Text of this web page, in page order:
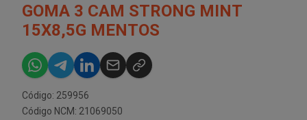
GOMA 3 CAM STRONG MINT
15X8,5G MENTOS
Código: 259956
Código NCM: 21069050